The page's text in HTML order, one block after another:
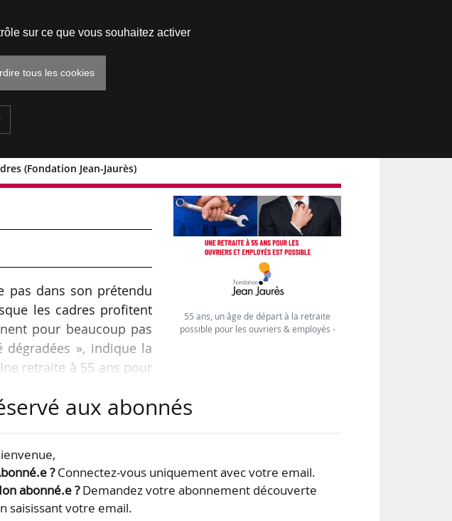
(Fondation Jean-Jaurès)
et 65 ans pour
pas dans son prétendu
les cadres profitent
pour beaucoup pas
dégradées », indique la
retraite à 55 ans pour
est la plus fortement
55 ans, un âge de départ à la retraite
possible pour les ouvriers & employés -
aux abonnés
?Connectez-vous uniquement avec votre email.
abonné.e ?Demandez votre abonnement découverte
saisissant votre email.
sur ce que vous souhaitez activer
tous les cookies